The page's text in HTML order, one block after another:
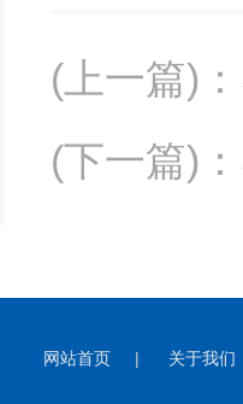
(上一篇) ：
(下一篇) ：
网站首页 | 关于我们